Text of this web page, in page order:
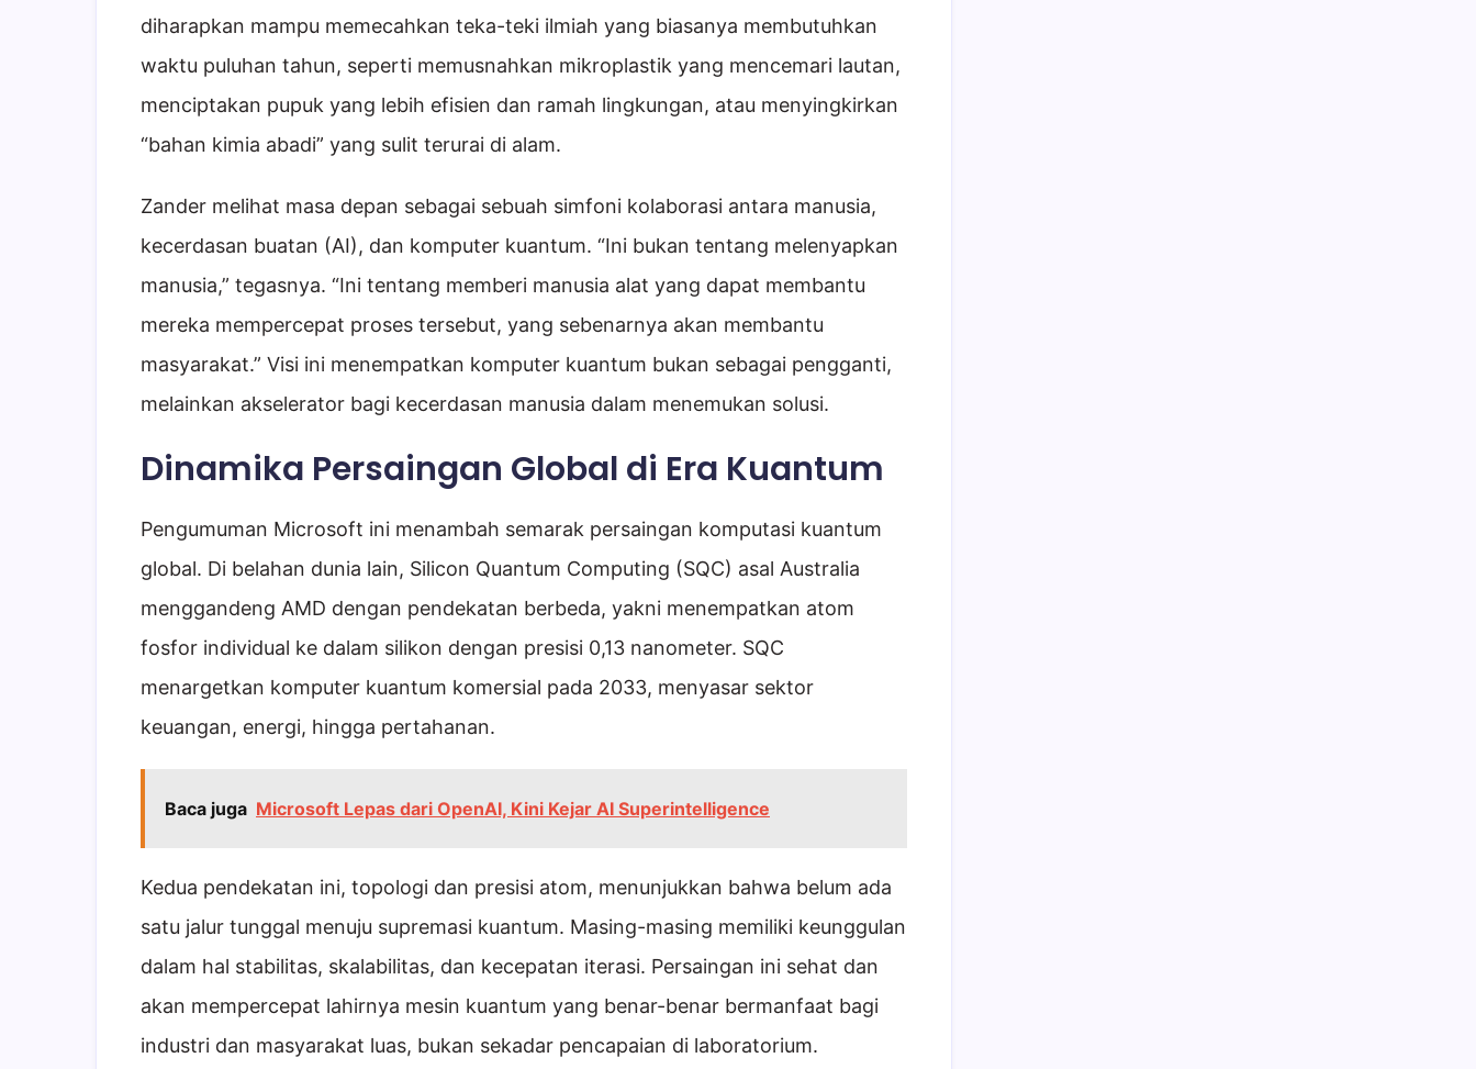
diharapkan mampu memecahkan teka-teki ilmiah yang biasanya membutuhkan
waktu puluhan tahun, seperti memusnahkan mikroplastik yang mencemari lautan,
menciptakan pupuk yang lebih efisien dan ramah lingkungan, atau menyingkirkan
“bahan kimia abadi” yang sulit terurai di alam.
Zander melihat masa depan sebagai sebuah simfoni kolaborasi antara manusia,
kecerdasan buatan (AI), dan komputer kuantum. “Ini bukan tentang melenyapkan
manusia,” tegasnya. “Ini tentang memberi manusia alat yang dapat membantu
mereka mempercepat proses tersebut, yang sebenarnya akan membantu
masyarakat.” Visi ini menempatkan komputer kuantum bukan sebagai pengganti,
melainkan akselerator bagi kecerdasan manusia dalam menemukan solusi.
Dinamika Persaingan Global di Era Kuantum
Pengumuman Microsoft ini menambah semarak persaingan komputasi kuantum
global. Di belahan dunia lain, Silicon Quantum Computing (SQC) asal Australia
menggandeng AMD dengan pendekatan berbeda, yakni menempatkan atom
fosfor individual ke dalam silikon dengan presisi 0,13 nanometer. SQC
menargetkan komputer kuantum komersial pada 2033, menyasar sektor
keuangan, energi, hingga pertahanan.
Baca juga Microsoft Lepas dari OpenAI, Kini Kejar AI Superintelligence
Kedua pendekatan ini, topologi dan presisi atom, menunjukkan bahwa belum ada
satu jalur tunggal menuju supremasi kuantum. Masing-masing memiliki keunggulan
dalam hal stabilitas, skalabilitas, dan kecepatan iterasi. Persaingan ini sehat dan
akan mempercepat lahirnya mesin kuantum yang benar-benar bermanfaat bagi
industri dan masyarakat luas, bukan sekadar pencapaian di laboratorium.